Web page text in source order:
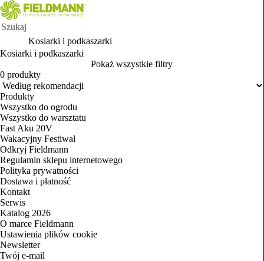
Kosiarki i podkaszarki
Kosiarki i podkaszarki
Pokaż wszystkie filtry
0 produkty
Produkty
Wszystko do ogrodu
Wszystko do warsztatu
Fast Aku 20V
Wakacyjny Festiwal
Odkryj Fieldmann
Regulamin sklepu internetowego
Polityka prywatności
Dostawa i płatność
Kontakt
Serwis
Katalog 2026
O marce Fieldmann
Ustawienia plików cookie
Newsletter
Twój e‑mail